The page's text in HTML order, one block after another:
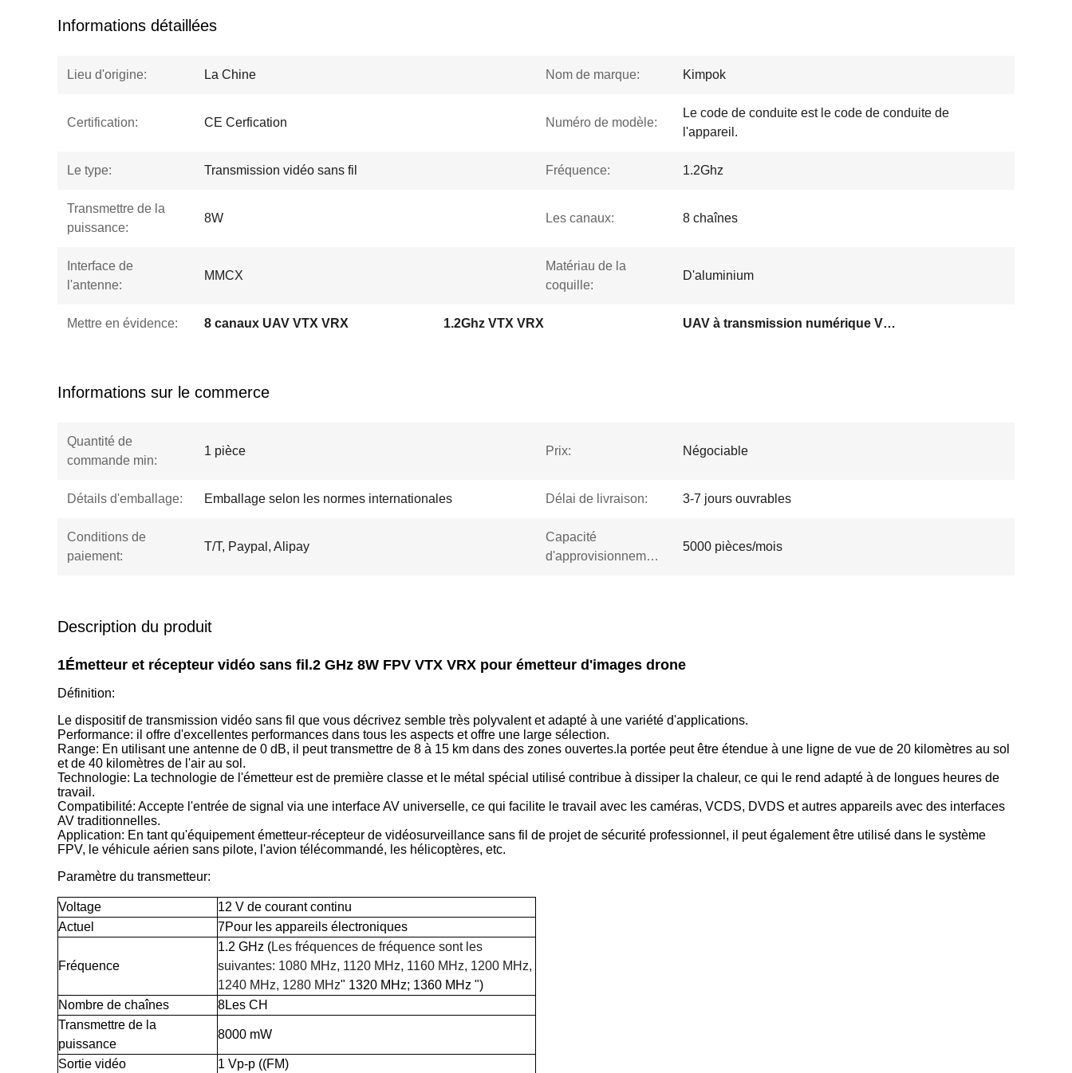
Informations détaillées
Lieu d'origine: La Chine Nom de marque: Kimpok
Certification: CE Cerfication Numéro de modèle:
Le code de conduite est le code de conduite de
l'appareil.
Le type: Transmission vidéo sans fil Fréquence: 1.2Ghz
Transmettre de la
puissance:
8W Les canaux: 8 chaînes
Interface de
l'antenne:
MMCX
Matériau de la
coquille:
D'aluminium
Mettre en évidence: 8 canaux UAV VTX VRX 1.2Ghz VTX VRX UAV à transmission numérique VTX VRX
Informations sur le commerce
Quantité de
commande min:
1 pièce Prix: Négociable
Détails d'emballage: Emballage selon les normes internationales Délai de livraison: 3-7 jours ouvrables
Conditions de
paiement:
T/T, Paypal, Alipay
Capacité
d'approvisionnement:
5000 pièces/mois
Description du produit
1Émetteur et récepteur vidéo sans fil.2 GHz 8W FPV VTX VRX pour émetteur d'images drone
Définition:
Le dispositif de transmission vidéo sans fil que vous décrivez semble très polyvalent et adapté à une variété d'applications.
Performance: il offre d'excellentes performances dans tous les aspects et offre une large sélection.
Range: En utilisant une antenne de 0 dB, il peut transmettre de 8 à 15 km dans des zones ouvertes.la portée peut être étendue à une ligne de vue de 20 kilomètres au sol
et de 40 kilomètres de l'air au sol.
Technologie: La technologie de l'émetteur est de première classe et le métal spécial utilisé contribue à dissiper la chaleur, ce qui le rend adapté à de longues heures de
travail.
Compatibilité: Accepte l'entrée de signal via une interface AV universelle, ce qui facilite le travail avec les caméras, VCDS, DVDS et autres appareils avec des interfaces
AV traditionnelles.
Application: En tant qu'équipement émetteur-récepteur de vidéosurveillance sans fil de projet de sécurité professionnel, il peut également être utilisé dans le système
FPV, le véhicule aérien sans pilote, l'avion télécommandé, les hélicoptères, etc.
Paramètre du transmetteur:
Voltage
12 V de courant continu
Actuel
7Pour les appareils électroniques
Fréquence
1.2 GHz (Les fréquences de fréquence sont les
suivantes: 1080 MHz, 1120 MHz, 1160 MHz, 1200 MHz,
1240 MHz, 1280 MHz" 1320 MHz; 1360 MHz ")
Nombre de chaînes
8Les CH
Transmettre de la
puissance
8000 mW
Sortie vidéo
1 Vp-p ((FM)